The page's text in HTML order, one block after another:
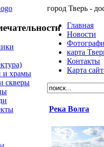
и храмы
скверы
город Тверь -
Главная
Новости
карта
Контакты
Карта
Река Волга